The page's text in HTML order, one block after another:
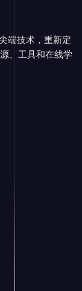
端技术，重新定
、工具和在线学